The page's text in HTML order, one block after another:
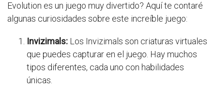
Evolution es un juego muy divertido? Aquí te contaré
algunas curiosidades sobre este increíble juego:
Invizimals: Los Invizimals son criaturas virtuales
que puedes capturar en el juego. Hay muchos
tipos diferentes, cada uno con habilidades
únicas.